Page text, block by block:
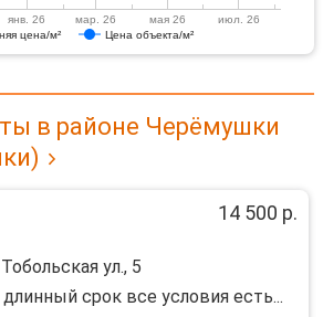
цена/м² Цена объекта/м²
янв. 26 мар. 26 мая 26 июл. 26
в районе Черёмушки
14 500 р.
ул., 5
срок все условия есть...